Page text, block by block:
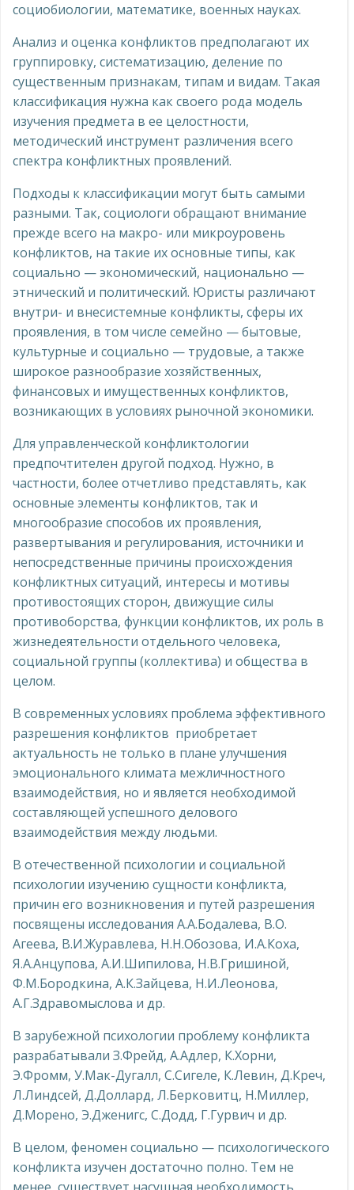
социобиологии, математике, военных науках.
Анализ и оценка конфликтов предполагают их
группировку, систематизацию, деление по
существенным признакам, типам и видам. Такая
классификация нужна как своего рода модель
изучения предмета в ее целостности,
методический инструмент различения всего
спектра конфликтных проявлений.
Подходы к классификации могут быть самыми
разными. Так, социологи обращают внимание
прежде всего на макро- или микроуровень
конфликтов, на такие их основные типы, как
социально — экономический, национально —
этнический и политический. Юристы различают
внутри- и внесистемные конфликты, сферы их
проявления, в том числе семейно — бытовые,
культурные и социально — трудовые, а также
широкое разнообразие хозяйственных,
финансовых и имущественных конфликтов,
возникающих в условиях рыночной экономики.
Для управленческой конфликтологии
предпочтителен другой подход. Нужно, в
частности, более отчетливо представлять, как
основные элементы конфликтов, так и
многообразие способов их проявления,
развертывания и регулирования, источники и
непосредственные причины происхождения
конфликтных ситуаций, интересы и мотивы
противостоящих сторон, движущие силы
противоборства, функции конфликтов, их роль в
жизнедеятельности отдельного человека,
социальной группы (коллектива) и общества в
целом.
В современных условиях проблема эффективного
разрешения конфликтов приобретает
актуальность не только в плане улучшения
эмоционального климата межличностного
взаимодействия, но и является необходимой
составляющей успешного делового
взаимодействия между людьми.
В отечественной психологии и социальной
психологии изучению сущности конфликта,
причин его возникновения и путей разрешения
посвящены исследования А.А.Бодалева, В.О.
Агеева, В.И.Журавлева, Н.Н.Обозова, И.А.Коха,
Я.А.Анцупова, А.И.Шипилова, Н.В.Гришиной,
Ф.М.Бородкина, А.К.Зайцева, Н.И.Леонова,
А.Г.Здравомыслова и др.
В зарубежной психологии проблему конфликта
разрабатывали З.Фрейд, А.Адлер, К.Хорни,
Э.Фромм, У.Мак-Дугалл, С.Сигеле, К.Левин, Д.Креч,
Л.Линдсей, Д.Доллард, Л.Берковитц, Н.Миллер,
Д.Морено, Э.Дженигс, С.Додд, Г.Гурвич и др.
В целом, феномен социально — психологического
конфликта изучен достаточно полно. Тем не